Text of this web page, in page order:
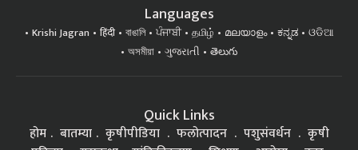
Languages
Krishi Jagran हिंदी বাঙালি ਪੰਜਾਬੀ தமிழ் മലയാളം ಕನ್ನಡ
ଓଡିଆ
অসমীয়া
ગુજરાતી తెలుగు
Quick Links
होम बातम्या कृषीपीडिया फलोत्पादन पशुसंवर्धन
कृषी